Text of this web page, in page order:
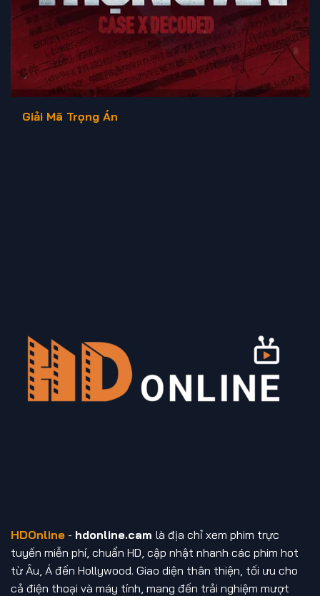
Giải Mã Trọng Án
HDOnline - hdonline.cam là địa chỉ xem phim trực
tuyến miễn phí, chuẩn HD, cập nhật nhanh các phim hot
từ Âu, Á đến Hollywood. Giao diện thân thiện, tối ưu cho
cả điện thoại và máy tính, mang đến trải nghiệm mượt